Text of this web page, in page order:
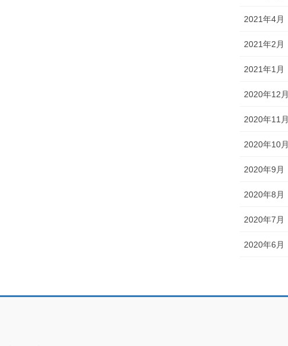
2021年4月
2021年2月
2021年1月
2020年12月
2020年11月
2020年10月
2020年9月
2020年8月
2020年7月
2020年6月